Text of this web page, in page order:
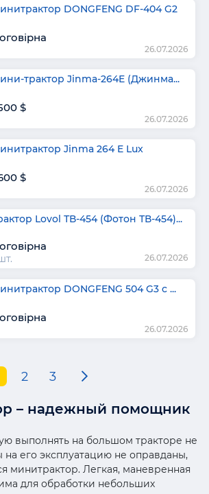
DONGFENG DF-404 G2
26.07.2026
трактор Jinma-264E (Джинма...
$
26.07.2026
Jinma 264 E Lux
$
26.07.2026
Lovol ТВ-454 (Фотон ТВ-454)...
26.07.2026
DONGFENG 504 G3 с ...
26.07.2026
2 3
– надежный помощник
выполнять на большом тракторе не
на его эксплуатацию не оправданы,
минитрактор. Легкая, маневренная
для обработки небольших